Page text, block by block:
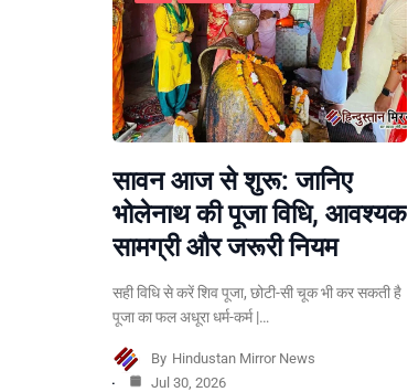
सावन आज से शुरू: जानिए
भोलेनाथ की पूजा विधि, आवश्यक
सामग्री और जरूरी नियम
सही विधि से करें शिव पूजा, छोटी-सी चूक भी कर सकती है
पूजा का फल अधूरा धर्म-कर्म |…
By Hindustan Mirror News
Jul 30, 2026